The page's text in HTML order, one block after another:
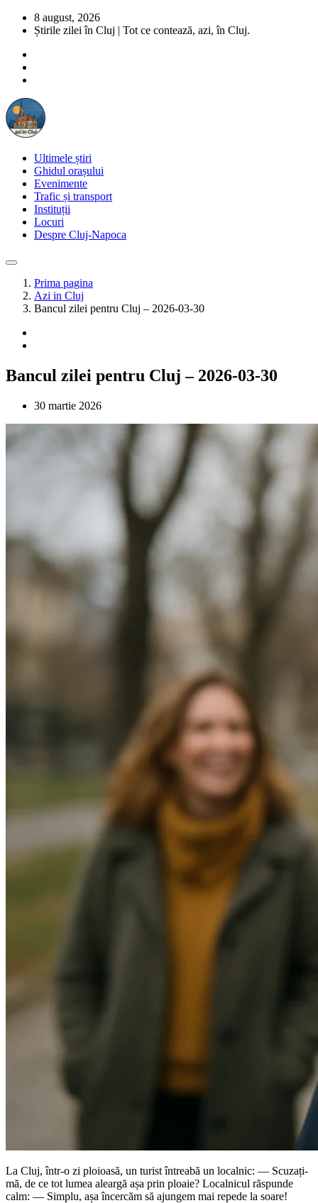
8 august, 2026
Știrile zilei în Cluj | Tot ce contează, azi, în Cluj.
Ultimele știri
Ghidul orașului
Evenimente
Trafic și transport
Instituții
Locuri
Despre Cluj-Napoca
Prima pagina
Azi in Cluj
Bancul zilei pentru Cluj – 2026-03-30
Bancul zilei pentru Cluj – 2026-03-30
30 martie 2026
La Cluj, într-o zi ploioasă, un turist întreabă un localnic: — Scuzați-
mă, de ce tot lumea aleargă așa prin ploaie? Localnicul răspunde
calm: — Simplu, așa încercăm să ajungem mai repede la soare!